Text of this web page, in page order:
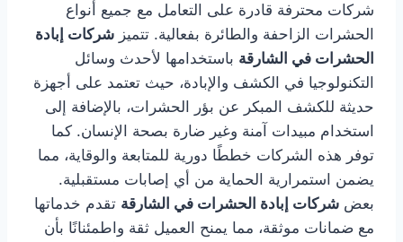
شركات محترفة قادرة على التعامل مع جميع أنواع
الحشرات الزاحفة والطائرة بفعالية. تتميز شركات إبادة
الحشرات في الشارقة باستخدامها لأحدث وسائل
التكنولوجيا في الكشف والإبادة، حيث تعتمد على أجهزة
حديثة للكشف المبكر عن بؤر الحشرات، بالإضافة إلى
استخدام مبيدات آمنة وغير ضارة بصحة الإنسان. كما
توفر هذه الشركات خططًا دورية للمتابعة والوقاية، مما
يضمن استمرارية الحماية من أي إصابات مستقبلية.
بعض شركات إبادة الحشرات في الشارقة تقدم خدماتها
مع ضمانات موثقة، مما يمنح العميل ثقة واطمئنانًا بأن